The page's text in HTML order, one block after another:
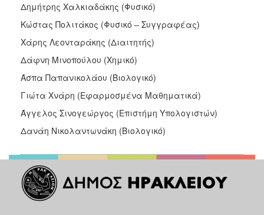
Δημήτρης Χαλκιαδάκης (Φυσικό)
Κώστας Πολιτάκος (Φυσικό – Συγγραφέας)
Χάρης Λεονταράκης (Διαιτητής)
Δάφνη Μινοπούλου (Χημικό)
Άσπα Παπανικολάου (Βιολογικό)
Γιώτα Χνάρη (Εφαρμοσμένα Μαθηματικά)
Άγγελος Σινογεώργος (Επιστήμη Υπολογιστών)
Δανάη Νικολαντωνάκη (Βιολογικό)